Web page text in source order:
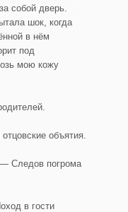
собой дверь.
шок, когда
в нём
под
мою кожу
объятия.
Следов погрома
в гости